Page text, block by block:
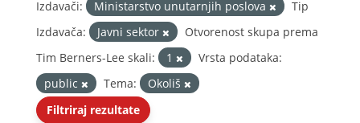
Izdavači:
Ministarstvo unutarnjih poslova
Tip
Izdavača:
Javni sektor
Otvorenost skupa prema
Tim Berners-Lee skali:
1
Vrsta podataka:
public
Tema:
Okoliš
Filtriraj rezultate